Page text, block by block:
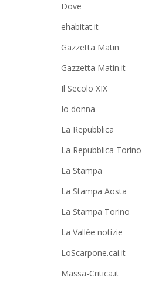
Dove
ehabitat.it
Gazzetta Matin
Gazzetta Matin.it
Il Secolo XIX
Io donna
La Repubblica
La Repubblica Torino
La Stampa
La Stampa Aosta
La Stampa Torino
La Vallée notizie
LoScarpone.cai.it
Massa-Critica.it